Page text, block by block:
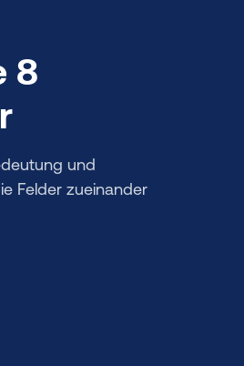
8
und
Felder zueinander